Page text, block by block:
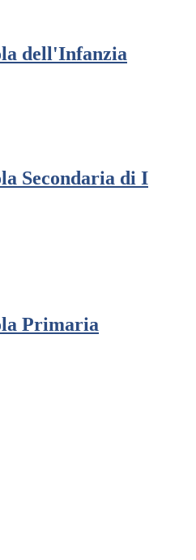
dell'Infanzia
Secondaria di I
Primaria